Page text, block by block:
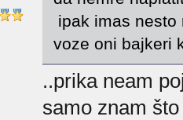
ipak imas nesto
voze oni bajkeri
..prika neam
samo znam